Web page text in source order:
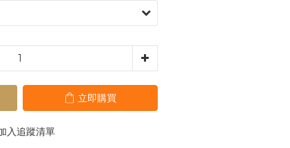
立即購買
入追蹤清單